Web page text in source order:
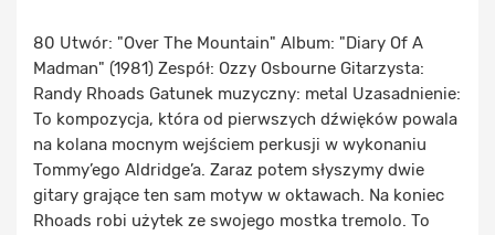
80 Utwór: "Over The Mountain" Album: "Diary Of A
Madman" (1981) Zespół: Ozzy Osbourne Gitarzysta:
Randy Rhoads Gatunek muzyczny: metal Uzasadnienie:
To kompozycja, która od pierwszych dźwięków powala
na kolana mocnym wejściem perkusji w wykonaniu
Tommy’ego Aldridge’a. Zaraz potem słyszymy dwie
gitary grające ten sam motyw w oktawach. Na koniec
Rhoads robi użytek ze swojego mostka tremolo. To